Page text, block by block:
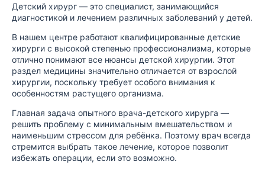
Детский хирург — это специалист, занимающийся
диагностикой и лечением различных заболеваний у детей.
В нашем центре работают квалифицированные детские
хирурги с высокой степенью профессионализма, которые
отлично понимают все нюансы детской хирургии. Этот
раздел медицины значительно отличается от взрослой
хирургии, поскольку требует особого внимания к
особенностям растущего организма.
Главная задача опытного врача-детского хирурга —
решить проблему с минимальным вмешательством и
наименьшим стрессом для ребёнка. Поэтому врач всегда
стремится выбрать такое лечение, которое позволит
избежать операции, если это возможно.